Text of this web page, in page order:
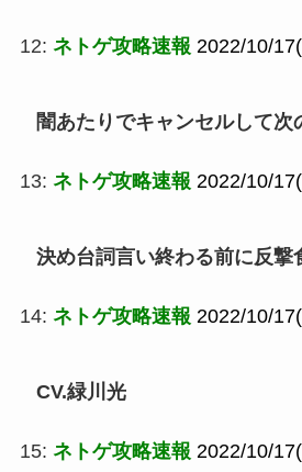
12: ネトゲ攻略速報 2022/10/
闇あたりでキャンセルして次
13: ネトゲ攻略速報 2022/10/
決め台詞言い終わる前に反撃
14: ネトゲ攻略速報 2022/10/
CV.緑川光
15: ネトゲ攻略速報 2022/10/